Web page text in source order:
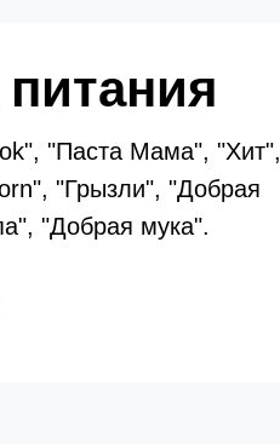
"Паста Мама", "Хит",
"Грызли", "Добрая
"Добрая мука".